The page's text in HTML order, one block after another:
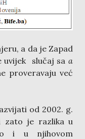
a da je Zapad
uvijek slučaj sa a
proveravaju već
od 2002. g.
zato je razlika u
i u njihovom